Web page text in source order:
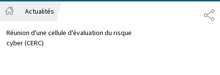
Actualités
Réunion d'une cellule d'évaluation du risque
cyber (CERC)